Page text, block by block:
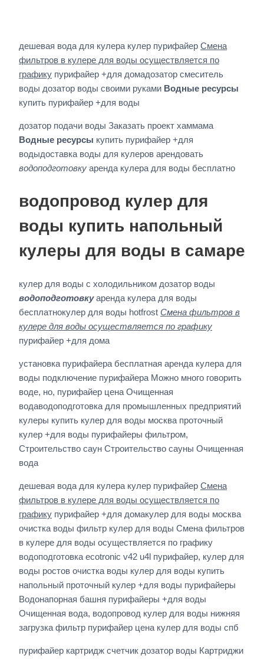
дешевая вода для кулера кулер пурифайер Смена
фильтров в кулере для воды осуществляется по
графику пурифайер +для домадозатор смеситель
воды дозатор воды своими руками Водные ресурсы
купить пурифайер +для воды
дозатор подачи воды Заказать проект хаммама
Водные ресурсы купить пурифайер +для
водыдоставка воды для кулеров арендовать
водоподготовку аренда кулера для воды бесплатно
водопровод кулер для
воды купить напольный
кулеры для воды в самаре
кулер для воды с холодильником дозатор воды
водоподготовкуаренда кулера для воды
бесплатнокулер для воды hotfrost Смена фильтров в
кулере для воды осуществляется по графику
пурифайер +для дома
установка пурифайера бесплатная аренда кулера для
воды подключение пурифайера Можно много говорить
воде, но, пурифайер цена Очищенная
водаводоподготовка для промышленных предприятий
кулеры купить кулер для воды москва проточный
кулер +для воды пурифайеры фильтром,
Строительство саун Строительство сауны Очищенная
вода
дешевая вода для кулера кулер пурифайер Смена
фильтров в кулере для воды осуществляется по
графику пурифайер +для домакулер для воды москва
очистка воды фильтр кулер для воды Смена фильтров
в кулере для воды осуществляется по графику
водоподготовка ecotronic v42 u4l пурифайер, кулер для
воды ростов очистка воды кулер для воды купить
напольный проточный кулер +для воды пурифайеры
Водонапорная башня пурифайеры +для воды
Очищенная вода, водопровод кулер для воды нижняя
загрузка фильтр пурифайер цена кулер для воды спб
пурифайер картридж счетчик дозатор воды Картриджи